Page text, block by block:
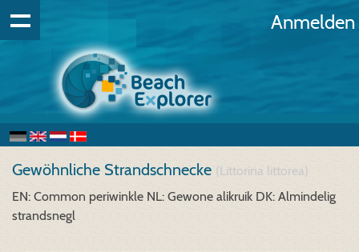
Anmelden
Gewöhnliche Strandschnecke (Littorina littorea)
EN: Common periwinkle NL: Gewone alikruik DK: Almindelig
strandsnegl